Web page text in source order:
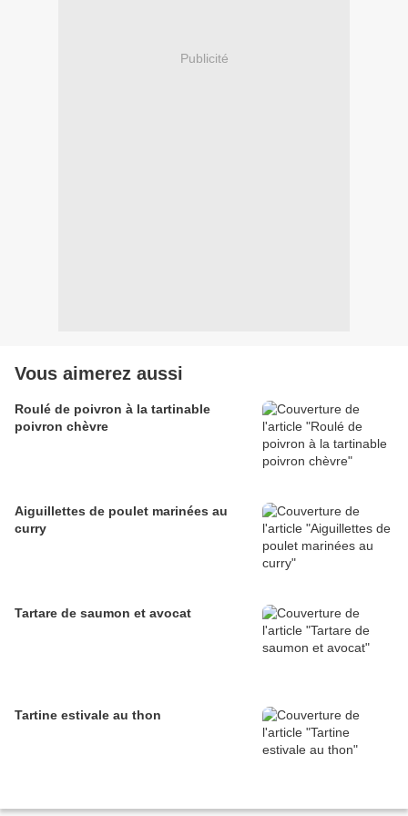
Publicité
Vous aimerez aussi
Roulé de poivron à la tartinable
poivron chèvre
Aiguillettes de poulet marinées au
curry
Tartare de saumon et avocat
Tartine estivale au thon